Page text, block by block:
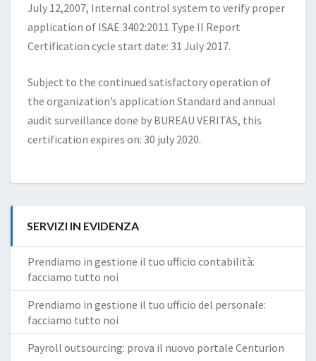
July 12,2007, Internal control system to verify proper
application of ISAE 3402:2011 Type II Report
Certification cycle start date: 31 July 2017.
Subject to the continued satisfactory operation of
the organization’s application Standard and annual
audit surveillance done by BUREAU VERITAS, this
certification expires on: 30 july 2020.
SERVIZI IN EVIDENZA
Prendiamo in gestione il tuo ufficio contabilità:
facciamo tutto noi
Prendiamo in gestione il tuo ufficio del personale:
facciamo tutto noi
Payroll outsourcing: prova il nuovo portale Centurion